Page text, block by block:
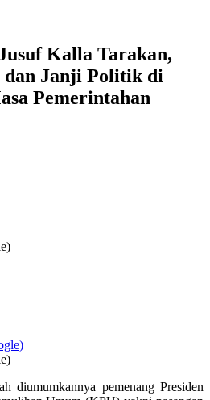
Kalla Tarakan,
Janji Politik di
Pemerintahan
diumumkannya pemenang Presiden